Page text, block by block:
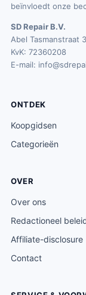
beïnvloedt onze
SD Repair B.V.
Abel Tasmanstraat
KvK: 72360208
E-mail:
ONTDEK
Koopgidsen
Categorieën
OVER
Over ons
Redactioneel
Affiliate-disclosure
Contact